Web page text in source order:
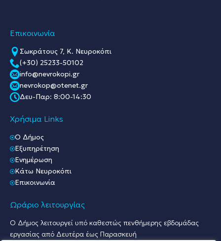
Επικοινωνία
Σωκράτους 7, Κ. Νευροκόπι
(+30) 25233-50102
info@nevrokopi.gr
nevrokop@otenet.gr
Δευ-Παρ: 8:00-14:30
Χρήσιμα Links
O Δήμος
Εξυπηρέτηση
Ενημέρωση
Κάτω Νευροκόπι
Επικοινωνία
Ωράριο λειτουργίας
Ο Δήμος λειτουργεί υπό καθεστώς πενθήμερης εβδομάδας
εργασίας από Δευτέρα έως Παρασκευή